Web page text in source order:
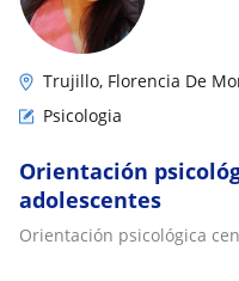
Trujillo, Florencia De
Psicologia
Orientación
adolescentes
Orientación psicológica